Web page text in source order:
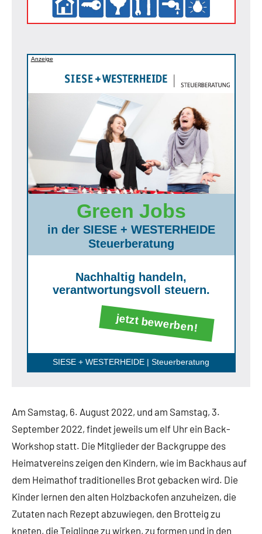
Anzeige
Green Jobs
in der SIESE + WESTERHEIDE
Steuerberatung
Nachhaltig handeln,
verantwortungsvoll steuern.
jetzt bewerben!
SIESE + WESTERHEIDE | Steuerberatung
Am Samstag, 6. August 2022, und am Samstag, 3.
September 2022, findet jeweils um elf Uhr ein Back-
Workshop statt. Die Mitglieder der Backgruppe des
Heimatvereins zeigen den Kindern, wie im Backhaus auf
dem Heimathof traditionelles Brot gebacken wird. Die
Kinder lernen den alten Holzbackofen anzuheizen, die
Zutaten nach Rezept abzuwiegen, den Brotteig zu
kneten, die Teiglinge zu wirken, zu formen und in den